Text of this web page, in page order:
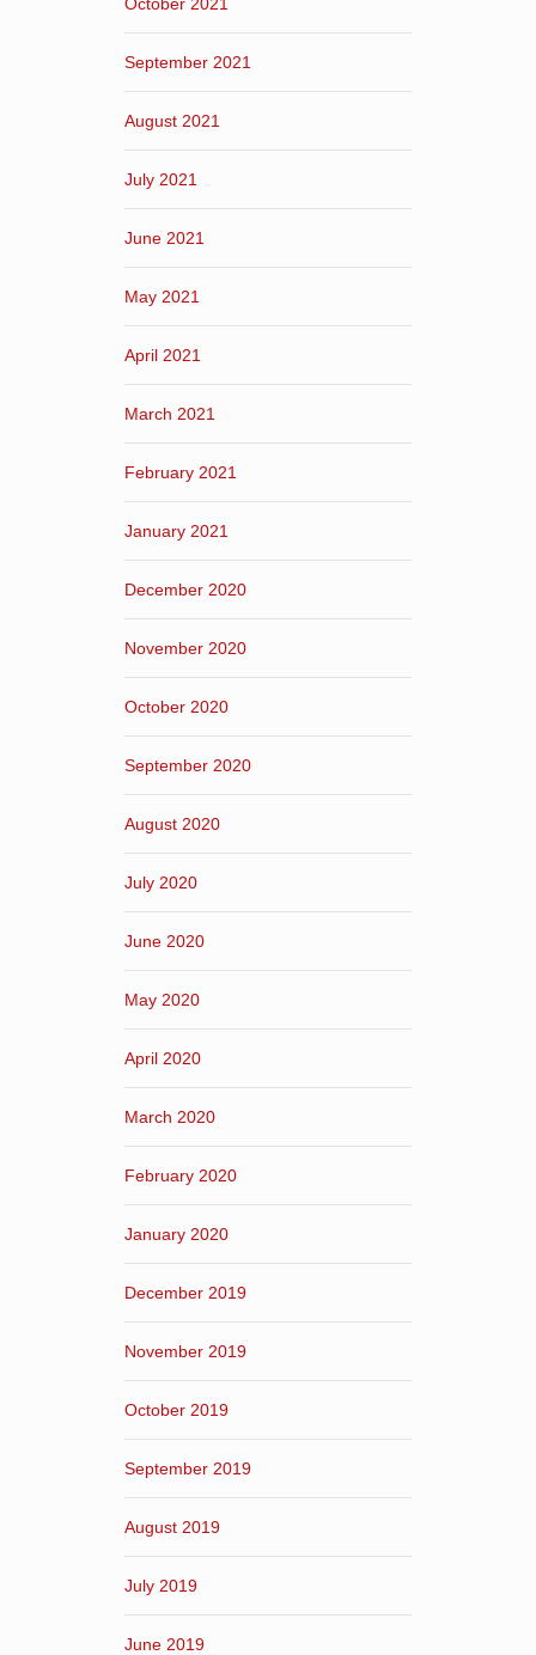
September 2021
August 2021
July 2021
June 2021
May 2021
April 2021
March 2021
February 2021
January 2021
December 2020
November 2020
October 2020
September 2020
August 2020
July 2020
June 2020
May 2020
April 2020
March 2020
February 2020
January 2020
December 2019
November 2019
October 2019
September 2019
August 2019
July 2019
June 2019